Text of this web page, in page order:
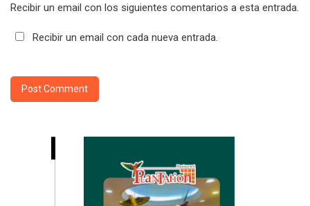
Recibir un email con los siguientes comentarios a esta entrada.
Recibir un email con cada nueva entrada.